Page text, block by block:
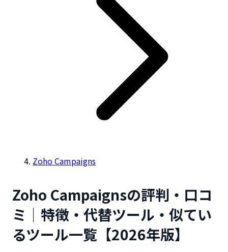
Zoho Campaigns
Zoho Campaignsの評判・口コ
ミ｜特徴・代替ツール・似てい
るツール一覧【2026年版】